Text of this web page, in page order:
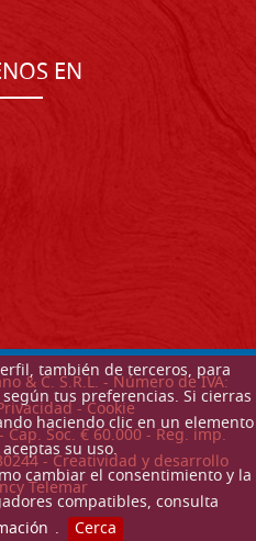
también de terceros, para
tus preferencias. Si cierras
haciendo clic en un elemento
su uso.
cambiar el consentimiento y la
compatibles, consulta
. Cerca
EN
& C. S.R.L. - Número de IVA:
-Cookie
Soc. € 60.000 - Reg. imp.
- Creatividad y desarrollo
Telemar